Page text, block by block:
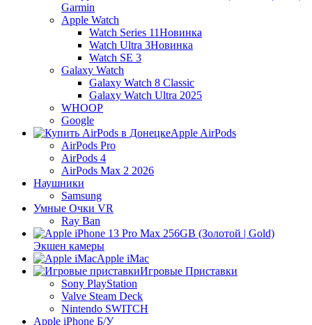
Garmin
Apple Watch
Watch Series 11Новинка
Watch Ultra 3Новинка
Watch SE 3
Galaxy Watch
Galaxy Watch 8 Classic
Galaxy Watch Ultra 2025
WHOOP
Google
Apple AirPods
AirPods Pro
AirPods 4
AirPods Max 2 2026
Наушники
Samsung
Умные Очки VR
Ray Ban
Экшен камеры
Apple iMac
Игровые Приставки
Sony PlayStation
Valve Steam Deck
Nintendo SWITCH
Apple iPhone Б/У